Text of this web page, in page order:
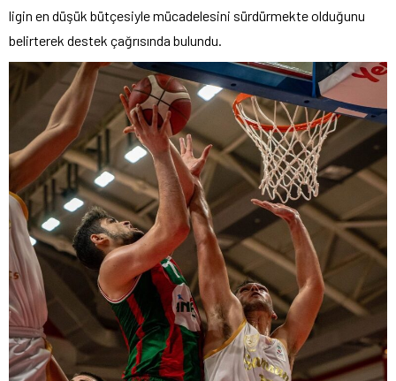
ligin en düşük bütçesiyle mücadelesini sürdürmekte olduğunu
belirterek destek çağrısında bulundu.